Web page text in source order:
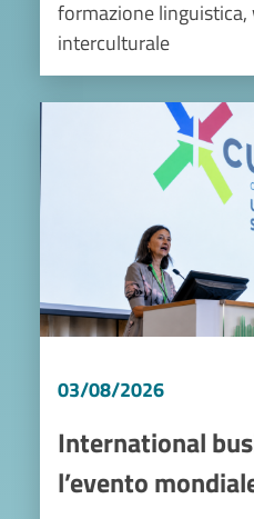
formazione
interculturale
Image
03/08/2026
International
l’evento